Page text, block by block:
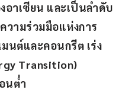
อาเซียน และเป็นลำดับ
วามร่วมมือแห่งการ
นต์และคอนกรีต เร่ง
Transition)
นต่ำ